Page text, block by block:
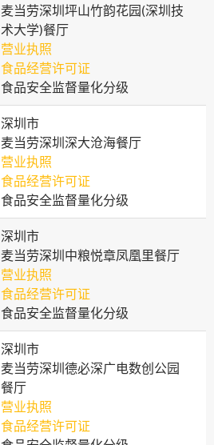
麦当劳深圳坪山竹韵花园(深圳技
术大学)餐厅
营业执照
食品经营许可证
食品安全监督量化分级
深圳市
麦当劳深圳深大沧海餐厅
营业执照
食品经营许可证
食品安全监督量化分级
深圳市
麦当劳深圳中粮悦章凤凰里餐厅
营业执照
食品经营许可证
食品安全监督量化分级
深圳市
麦当劳深圳德必深广电数创公园
餐厅
营业执照
食品经营许可证